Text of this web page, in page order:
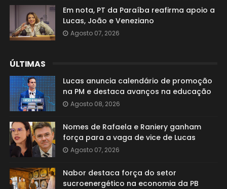
Em nota, PT da Paraíba reafirma apoio a
Lucas, João e Veneziano
Agosto 07, 2026
ÚLTIMAS
Lucas anuncia calendário de promoção
na PM e destaca avanços na educação
Agosto 08, 2026
Nomes de Rafaela e Raniery ganham
força para a vaga de vice de Lucas
Agosto 07, 2026
Nabor destaca força do setor
sucroenergético na economia da PB